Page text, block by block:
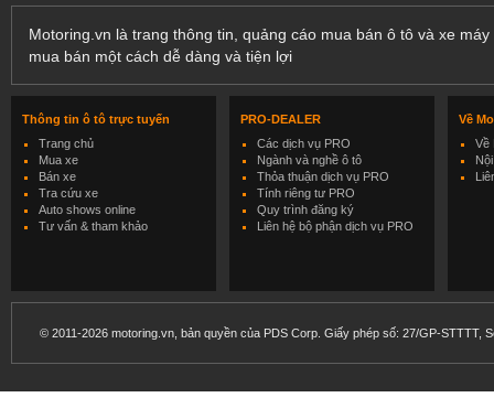
Motoring.vn là trang thông tin, quảng cáo mua bán ô tô và xe
mua bán một cách dễ dàng và tiện lợi
Thông tin ô tô trực tuyến
Trang chủ
Mua xe
Bán xe
Tra cứu xe
Auto shows online
Tư vấn & tham khảo
PRO-DEALER
Các dịch vụ PRO
Ngành và nghề ô tô
Thỏa thuận dịch vụ PRO
Tính riêng tư PRO
Quy trình đăng ký
Liên hệ bộ phận dịch vụ PRO
Về
Về
© 2011-2026 motoring.vn, bản quyền của PDS Corp. Giấy phép số: 27/GP-STTTT,